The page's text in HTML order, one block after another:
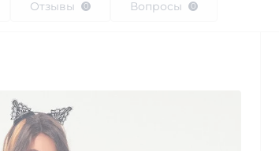
Отзывы 0 Вопросы 0